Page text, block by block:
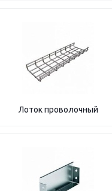
Лоток проволочный